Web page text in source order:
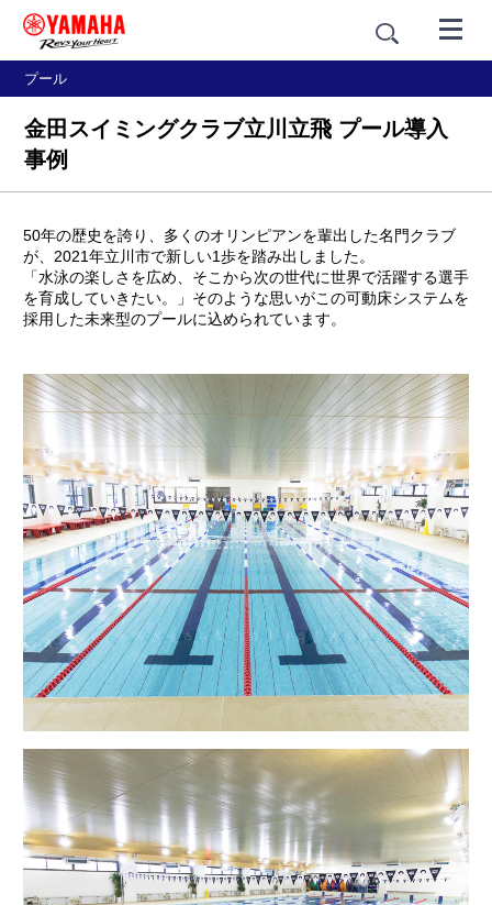
プール
金田スイミングクラブ立川立飛 プール導入
事例
50年の歴史を誇り、多くのオリンピアンを輩出した名門クラブ
が、2021年立川市で新しい1歩を踏み出しました。
「水泳の楽しさを広め、そこから次の世代に世界で活躍する選手
を育成していきたい。」そのような思いがこの可動床システムを
採用した未来型のプールに込められています。